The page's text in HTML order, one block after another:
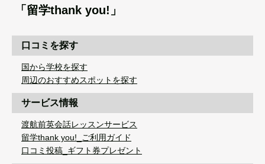
「留学thank you!」
口コミを探す
国から学校を探す
周辺のおすすめスポットを探す
サービス情報
渡航前英会話レッスンサービス
留学thank you!_ご利用ガイド
口コミ投稿_ギフト券プレゼント